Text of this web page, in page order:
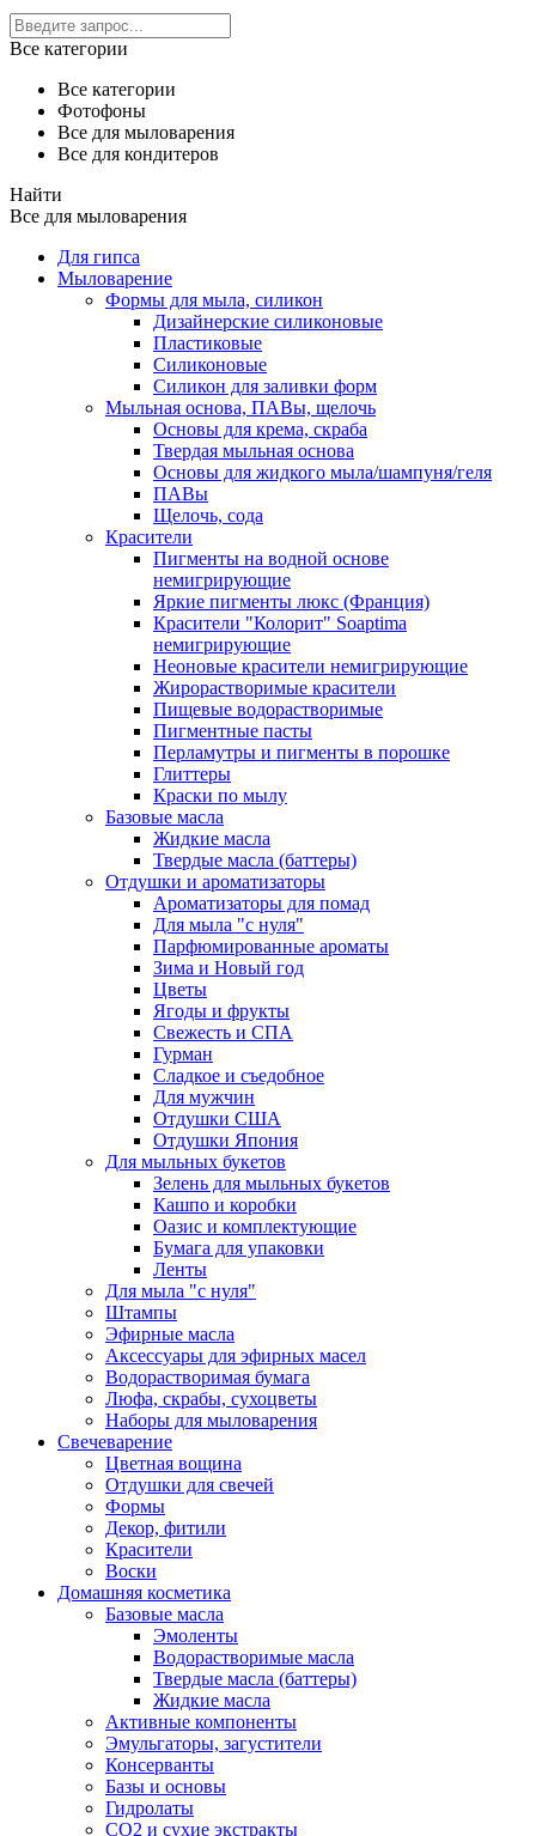
Все категории
Все категории
Фотофоны
Все для мыловарения
Все для кондитеров
Найти
Все для мыловарения
Для гипса
Мыловарение
Формы для мыла, силикон
Дизайнерские силиконовые
Пластиковые
Силиконовые
Силикон для заливки форм
Мыльная основа, ПАВы, щелочь
Основы для крема, скраба
Твердая мыльная основа
Основы для жидкого мыла/шампуня/геля
ПАВы
Щелочь, сода
Красители
Пигменты на водной основе
немигрирующие
Яркие пигменты люкс (Франция)
Красители "Колорит" Soaptima
немигрирующие
Неоновые красители немигрирующие
Жирорастворимые красители
Пищевые водорастворимые
Пигментные пасты
Перламутры и пигменты в порошке
Глиттеры
Краски по мылу
Базовые масла
Жидкие масла
Твердые масла (баттеры)
Отдушки и ароматизаторы
Ароматизаторы для помад
Для мыла "с нуля"
Парфюмированные ароматы
Зима и Новый год
Цветы
Ягоды и фрукты
Свежесть и СПА
Гурман
Сладкое и съедобное
Для мужчин
Отдушки США
Отдушки Япония
Для мыльных букетов
Зелень для мыльных букетов
Кашпо и коробки
Оазис и комплектующие
Бумага для упаковки
Ленты
Для мыла "с нуля"
Штампы
Эфирные масла
Аксессуары для эфирных масел
Водорастворимая бумага
Люфа, скрабы, сухоцветы
Наборы для мыловарения
Свечеварение
Цветная вощина
Отдушки для свечей
Формы
Декор, фитили
Красители
Воски
Домашняя косметика
Базовые масла
Эмоленты
Водорастворимые масла
Твердые масла (баттеры)
Жидкие масла
Активные компоненты
Эмульгаторы, загустители
Консерванты
Базы и основы
Гидролаты
СО2 и сухие экстракты